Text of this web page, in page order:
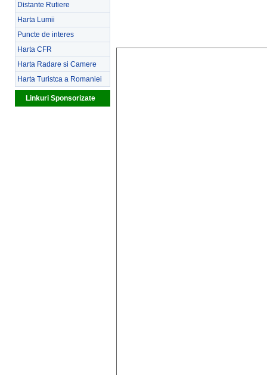
Distante Rutiere
Harta Lumii
Puncte de interes
Harta CFR
Harta Radare si Camere
Harta Turistca a Romaniei
Linkuri Sponsorizate